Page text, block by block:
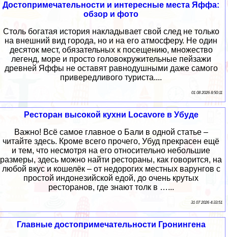
Достопримечательности и интересные места Яффа:
обзор и фото
Столь богатая история накладывает свой след не только
на внешний вид города, но и на его атмосферу. Не один
десяток мест, обязательных к посещению, множество
легенд, море и просто головокружительные пейзажи
древней Яффы не оставят равнодушными даже самого
привередливого туриста....
01 08 2026 8:50:11
Ресторан высокой кухни Locavore в Убуде
Важно! Всё самое главное о Бали в одной статье –
читайте здесь. Кроме всего прочего, Убуд прекрасен ещё
и тем, что несмотря на его относительно небольшие
размеры, здесь можно найти рестораны, как говорится, на
любой вкус и кошелёк – от недорогих местных варунгов с
простой индонезийской едой, до очень крутых
ресторанов, где знают толк в …...
31 07 2026 4:33:51
Главные достопримечательности Гронингена